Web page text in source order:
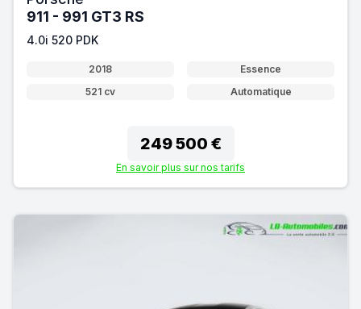
911 - 991 GT3 RS
4.0i 520 PDK
2018
Essence
521 cv
Automatique
249 500 €
En savoir plus sur nos tarifs